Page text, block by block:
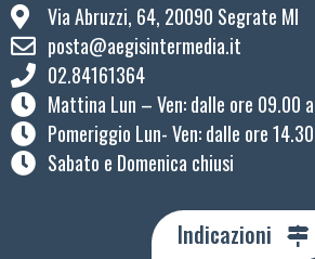
Via Abruzzi, 64, 20090 Segrate MI
posta@aegisintermedia.it
02.84161364
Mattina Lun – Ven: ​dalle ore 09.00
Pomeriggio Lun- Ven: dalle ore
Sabato e Domenica chiusi
Indicazioni